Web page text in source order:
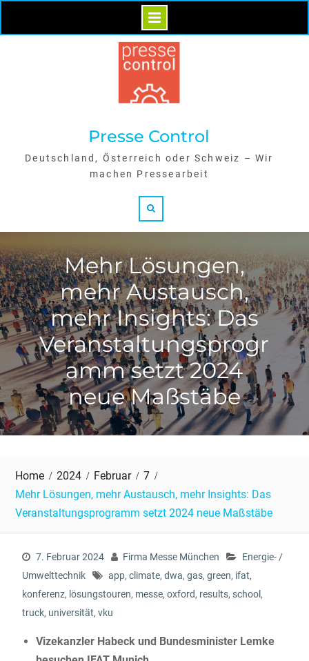
Skip
Presse Control
Deutschland, Österreich oder Schweiz – Wir
machen Pressearbeit
Mehr Lösungen,
mehr Austausch,
mehr Insights: Das
Veranstaltungsprogr
amm setzt 2024
neue Maßstäbe
Home 2024 Februar
7
Mehr Lösungen, mehr Austausch, mehr Insights: Das
Veranstaltungsprogramm setzt 2024 neue Maßstäbe
7. Februar 2024 Firma Messe München
Energie- /
Umwelttechnik
app, climate, dwa, gas, green, ifat,
konferenz, lösungstouren, messe, oxford, results, school ,
truck, universität, vku
Vizekanzler Habeck und Bundesminister Lemke